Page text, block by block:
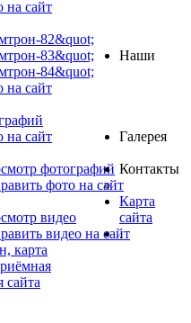
на сайт
82&quot;
83&quot;
84&quot;
на сайт
Наши
на сайт
Галерея
фотографий
фото на сайт
видео
видео на сайт
Контакты
карта
сайта
Карта
сайта
.